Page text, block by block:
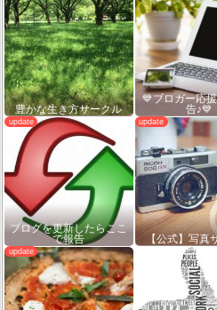
豊かな生き方サークル
💙ブロガー応
告♪💙
ブログを更新したらここ
で報告
【公式】写真